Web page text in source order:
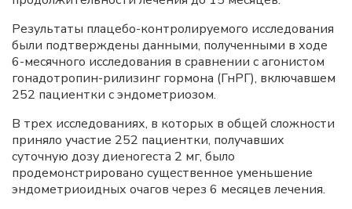
Результаты плацебо-контролируемого исследования
были подтверждены данными, полученными в ходе
6-месячного исследования в сравнении с агонистом
гонадотропин-рилизинг гормона (ГнРГ), включавшем
252 пациентки с эндометриозом.
В трех исследованиях, в которых в общей сложности
приняло участие 252 пациентки, получавших
суточную дозу диеногеста 2 мг, было
продемонстрировано существенное уменьшение
эндометриоидных очагов через 6 месяцев лечения.